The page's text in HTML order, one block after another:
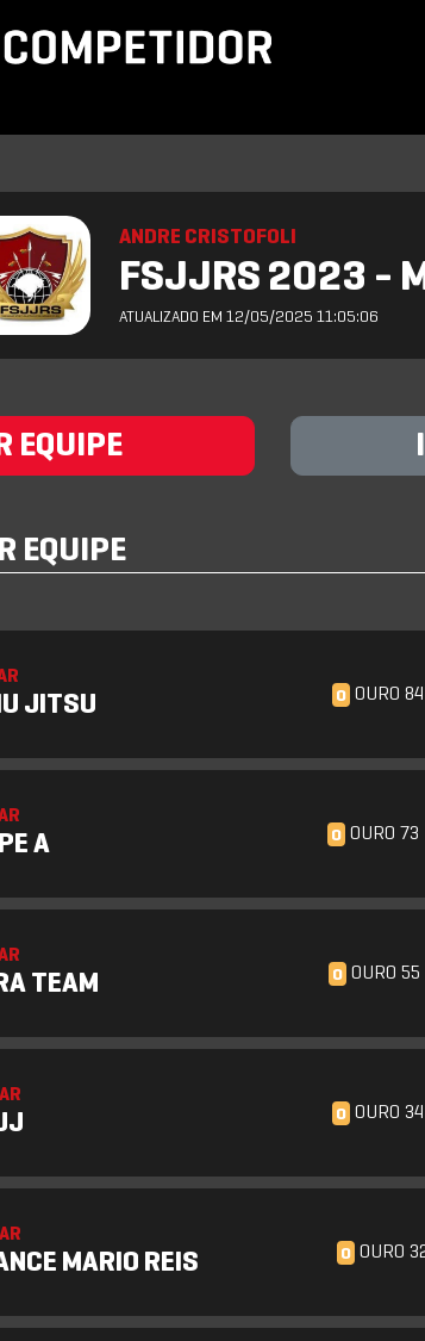
ANDRE CRISTOFOLI
FSJJRS 2023 -
ATUALIZADO EM 12/05/2025 11:05:06
EQUIPE
EQUIPE
JITSU O OURO 84
A O OURO 73
TEAM O OURO 55
O OURO 34
MARIO REIS O OURO